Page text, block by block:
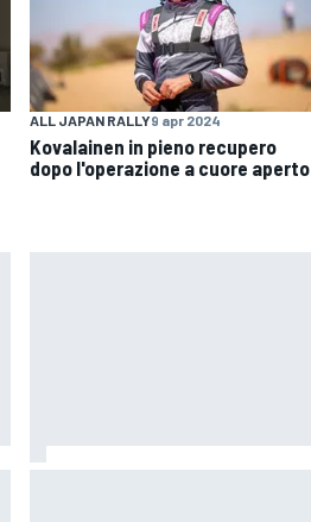
ALL JAPAN RALLY9 apr 2024
Kovalainen in pieno recupero
dopo l'operazione a cuore aperto